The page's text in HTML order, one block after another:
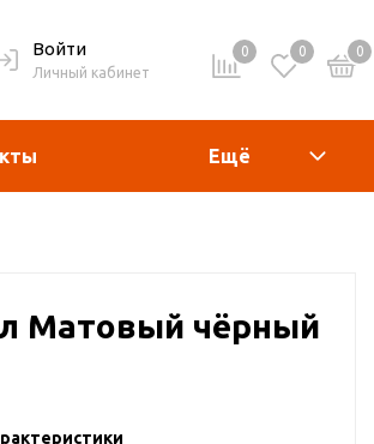
Войти
Личный кабинет
0 0 0
Ещё
Матовый чёрный